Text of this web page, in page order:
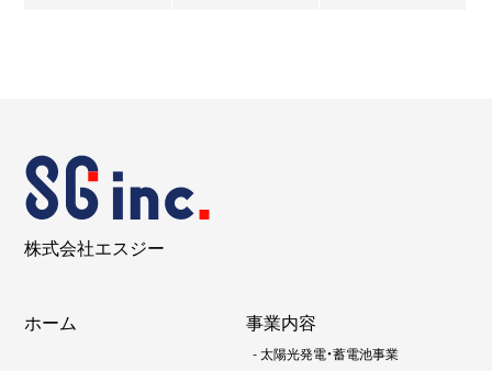
株式会社エスジー
ホーム 事業内容
-太陽光発電・蓄電池事業